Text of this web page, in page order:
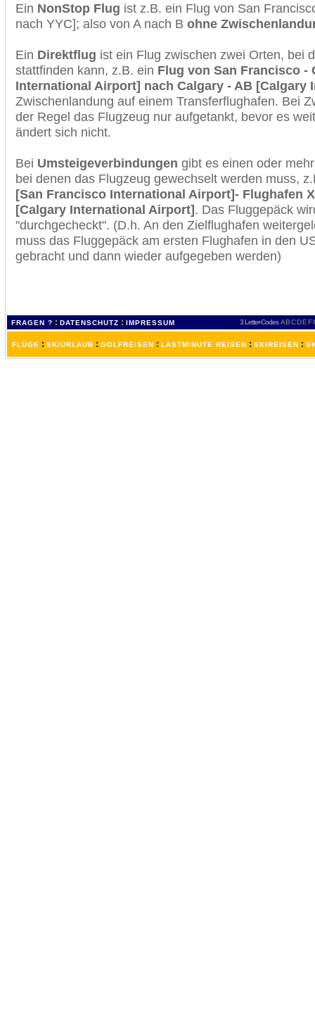
Ein NonStop Flug ist z.B. ein Flug von San
nach YYC]; also von A nach B ohne
Ein Direktflug ist ein Flug zwischen zwei Orten, bei
stattfinden kann, z.B. ein Flug von San Francisco -
International Airport] nach Calgary - AB [Calgary
Zwischenlandung auf einem Transferflughafen. Bei
der Regel das Flugzeug nur aufgetankt, bevor es
ändert sich nicht.
Bei Umsteigeverbindungen gibt es einen oder
bei denen das Flugzeug gewechselt werden muss,
[San Francisco International Airport]- Flughafen
[Calgary International Airport]. Das Fluggepäck
"durchgecheckt". (D.h. An den Zielflughafen
muss das Fluggepäck am ersten Flughafen in den
gebracht und dann wieder aufgegeben werden)
FRAGEN ? : DATENSCHUTZ : IMPRESSUM 3 Letter-Codes ABCDEF
FLÜGE : SKIURLAUB : GOLFREISEN : LASTMINUTE REISEN : SKIREISEN :